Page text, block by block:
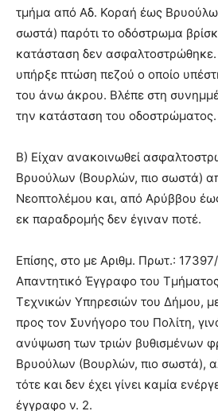
τμήμα από Αδ. Κοραή έως
σωστά) παρότι το οδόστρωμα
κατάσταση δεν ασφαλτοστρώθηκε.
υπήρξε πτώση πεζού ο οποίο
του άνω άκρου. Βλέπε στη
την κατάσταση του οδοστρώματος.
Β) Είχαν ανακοινωθεί
Βρυούλων (Βουρλών, πιο σωστά)
Νεοπτολέμου και, από Αρύββου
εκ παραδρομής δεν έγιναν ποτέ.
Επίσης, στο με Αριθμ. Πρωτ.:
Απαντητικό Έγγραφο του
Τεχνικών Υπηρεσιών του Δήμου,
προς τον Συνήγορο του Πολίτη,
ανύψωση των τριών βυθισμένων
Βρυούλων (Βουρλών, πιο σωστά),
τότε και δεν έχει γίνει καμία
έγγραφο ν. 2.